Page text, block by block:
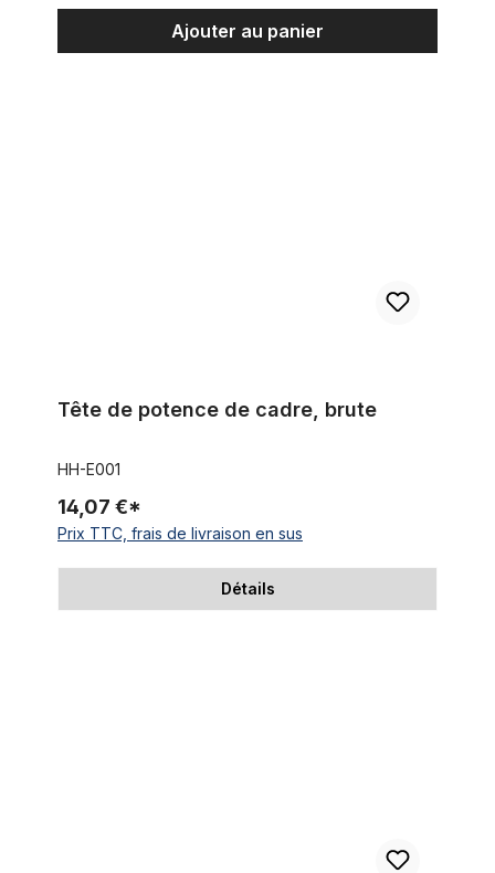
Ajouter au panier
Tête de potence de cadre, brute
HH-E001
14,07 €*
Prix TTC, frais de livraison en sus
Détails